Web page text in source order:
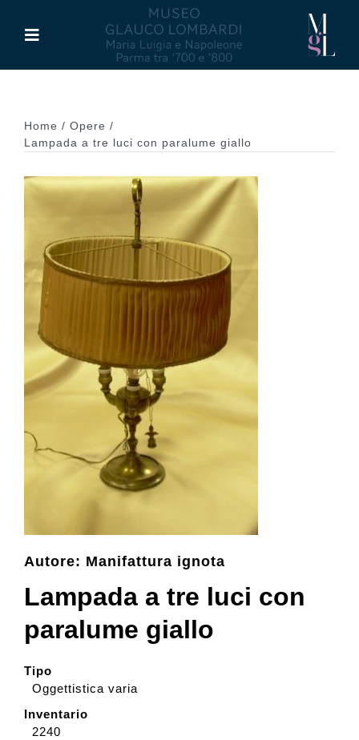
contenuto
Toggle
Maria Luigia d’Asburgo
Glauco Lombardi
Palazzo di Riserva
Attività
Pubblicazioni
Contatti e biglietti
Dona
English
Home
Opere
Lampada a tre luci con paralume giallo
Autore: Manifattura ignota
Lampada a tre luci con
paralume giallo
Tipo
Oggettistica varia
Inventario
2240